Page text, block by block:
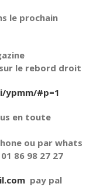
le prochain
le rebord droit
ypmm/#p=1
en toute
ou par whats
86 98 27 27
pay pal